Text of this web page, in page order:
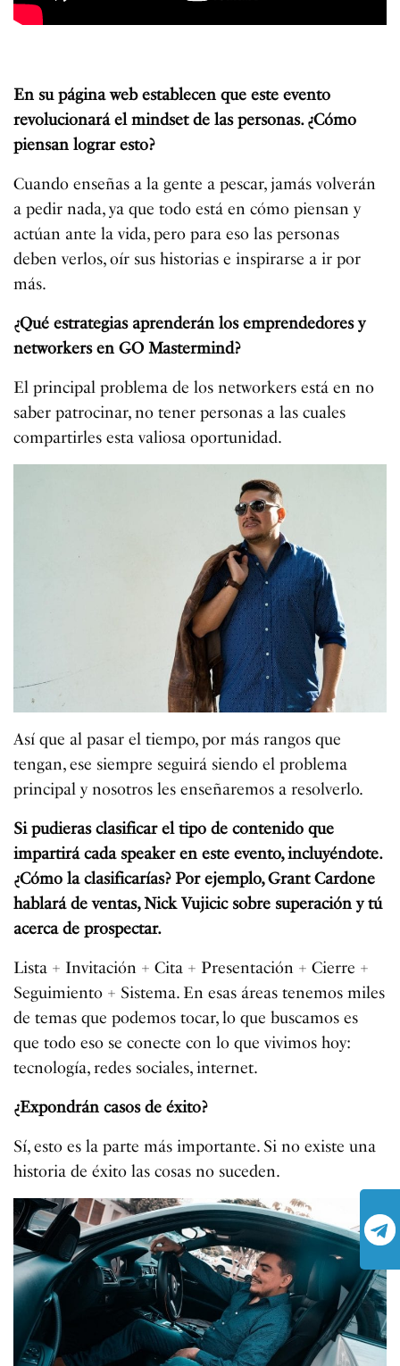
En su página web establecen que este evento
revolucionará el mindset de las personas. ¿Cómo
piensan lograr esto?
Cuando enseñas a la gente a pescar, jamás volverán
a pedir nada, ya que todo está en cómo piensan y
actúan ante la vida, pero para eso las personas
deben verlos, oír sus historias e inspirarse a ir por
más.
¿Qué estrategias aprenderán los emprendedores y
networkers en GO Mastermind?
El principal problema de los networkers está en no
saber patrocinar, no tener personas a las cuales
compartirles esta valiosa oportunidad.
Así que al pasar el tiempo, por más rangos que
tengan, ese siempre seguirá siendo el problema
principal y nosotros les enseñaremos a resolverlo.
Si pudieras clasificar el tipo de contenido que
impartirá cada speaker en este evento, incluyéndote.
¿Cómo la clasificarías? Por ejemplo, Grant Cardone
hablará de ventas, Nick Vujicic sobre superación y tú
acerca de prospectar.
Lista + Invitación + Cita + Presentación + Cierre +
Seguimiento + Sistema. En esas áreas tenemos miles
de temas que podemos tocar, lo que buscamos es
que todo eso se conecte con lo que vivimos hoy:
tecnología, redes sociales, internet.
¿Expondrán casos de éxito?
Sí, esto es la parte más importante. Si no existe una
historia de éxito las cosas no suceden.